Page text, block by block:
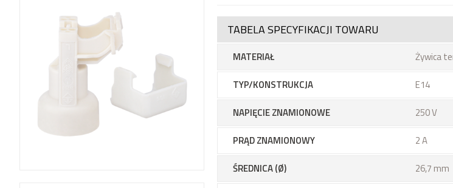
TABELA SPECYFIKACJI TOWARU
MATERIAŁ
Żywica
TYP/KONSTRUKCJA
E14
NAPIĘCIE ZNAMIONOWE
250 V
PRĄD ZNAMIONOWY
2 A
ŚREDNICA (Ø)
26,7 mm